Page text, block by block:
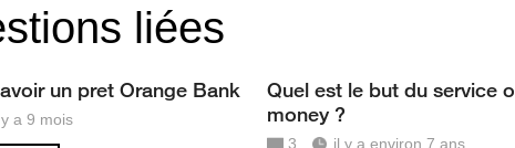
liées
un pret Orange Bank
a 9 mois
Quel est le but du service
money ?
3
il y a environ 7 ans